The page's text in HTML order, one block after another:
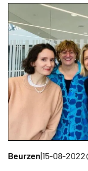
Beurzen|15-08-2022